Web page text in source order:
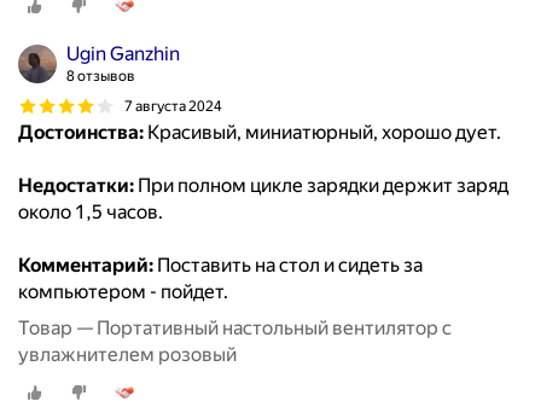
Ugin Ganzhin
8 отзывов
7 августа 2024
Достоинства: Красивый, миниатюрный, хорошо дует.
Недостатки: При полном цикле зарядки держит заряд
около 1,5 часов.
Комментарий: Поставить на стол и сидеть за
компьютером - пойдет.
Товар — Портативный настольный вентилятор с
увлажнителем розовый